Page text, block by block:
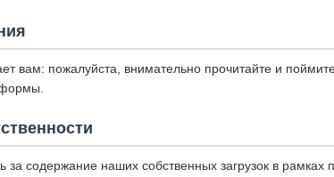
вам: пожалуйста, внимательно прочитайте и
за содержание наших собственных загрузок в